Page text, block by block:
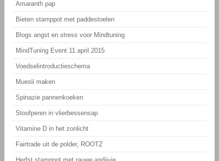
Amaranth pap
Bieten stamppot met paddestoelen
Blogs angst en stress voor Mindtuning
MindTuning Event 11 april 2015
Voedselintroductieschema
Muesli maken
Spinazie pannenkoeken
Stoofperen in vlierbessensap
Vitamine D in het zonlicht
Fairtrade uit de polder, ROOTZ